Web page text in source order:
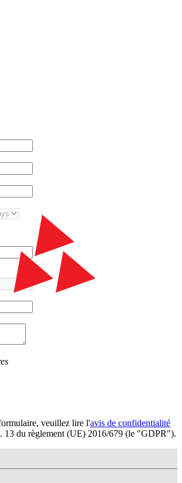
veuillez lire l'avis de confidentialité
13 du règlement (UE) 2016/679 (le "GDPR").